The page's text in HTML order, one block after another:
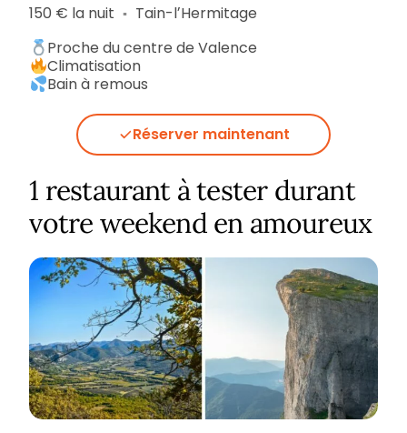
150 € la nuit ▪︎ Tain-lʼHermitage
Proche du centre de Valence
Climatisation
Bain à remous
Réserver maintenant
1 restaurant à tester durant
votre weekend en amoureux